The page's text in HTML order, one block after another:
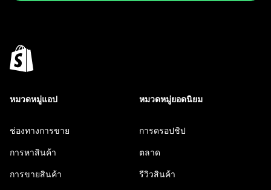
หมวดหมู่แอป
ช่องทางการขาย
การหาสินค้า
การขายสินค้า
หมวดหมู่ยอดนิยม
การดรอปชิป
ตลาด
รีวิวสินค้า